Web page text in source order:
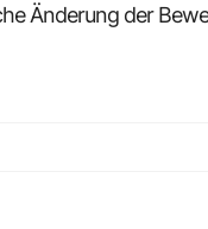
Änderung der